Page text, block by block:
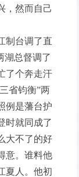
，然而自己
制台调了直
湖总督调了
了个奔走汗
省钧衡”两
例是藩台护
时就同成了
大不了的好
意。谁料他
夏人。他初